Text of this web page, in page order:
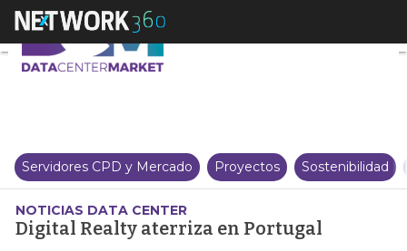
Digital Realty aterriza en
Servidores CPD y Mercado Proyectos Sostenibilidad
NOTICIAS DATA CENTER
Digital Realty aterriza en Portugal